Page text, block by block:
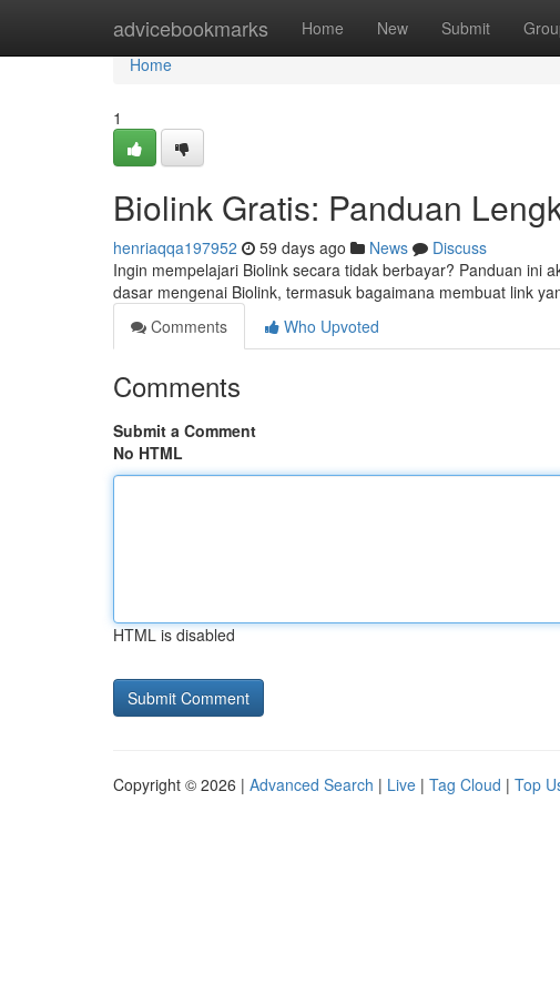
advicebookmarks Home New Submit
Home
Home
1
Biolink Gratis: Panduan
henriaqqa197952 59 days ago News
Discuss
Ingin mempelajari Biolink secara tidak berbayar? Panduan ini
dasar mengenai Biolink, termasuk bagaimana membuat link
Comments
Who Upvoted
Comments
Submit a Comment
No HTML
HTML is disabled
Copyright © 2026 | Advanced Search | Live | Tag Cloud | Top